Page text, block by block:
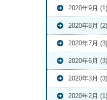
2020年9月 (1)
2020年8月 (2)
2020年7月 (3)
2020年6月 (3)
2020年3月 (3)
2020年2月 (1)